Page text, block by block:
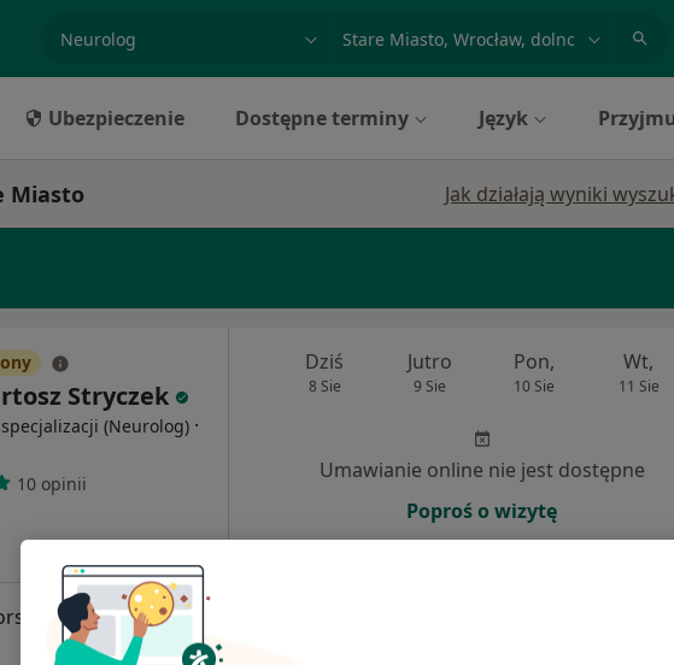
Ubezpieczenie Dostępne terminy Język
Miasto Jak działają wyniki
Stryczek
(Neurolog) ·
10 opinii
Generała Władysława Sikorskiego 26, Wrocław •Mapa
Dziś
8 Sie
Jutro
9 Sie
Pon,
10 Sie
Wt,
11 Sie
Umawianie online nie jest dostępne
Poproś o wizytę